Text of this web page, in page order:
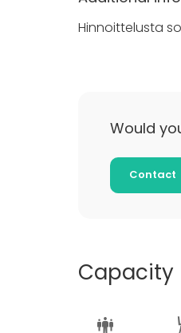
Hinnoittelusta
Would
Contact
Capacity